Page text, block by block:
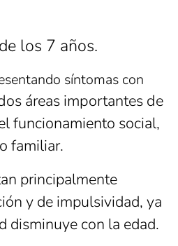
los 7 años.
síntomas con
áreas importantes de
funcionamiento social,
familiar.
principalmente
y de impulsividad, ya
disminuye con la edad.